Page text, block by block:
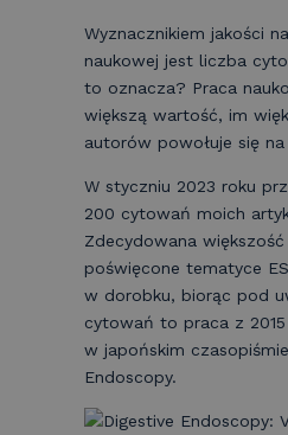
Wyznacznikiem jakości
naukowej jest liczba
to oznacza? Praca
większą wartość, im
autorów powołuje się na
W styczniu 2023 roku
200 cytowań moich
Zdecydowana
poświęcone tematyce
w dorobku, biorąc pod
cytowań to praca z
w japońskim
Endoscopy.